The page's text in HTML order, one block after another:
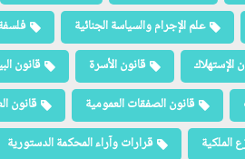
علم الإجرام والسياسة الجنائية
الإستهلاك قانون الأسرة قانون
قانون الصفقات العمومية قانون
الملكية قرارات وآراء المحكمة الدستورية